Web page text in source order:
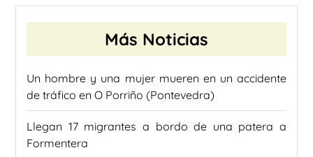
Más Noticias
Un hombre y una mujer mueren en un accidente
de tráfico en O Porriño (Pontevedra)
Llegan 17 migrantes a bordo de una patera a
Formentera